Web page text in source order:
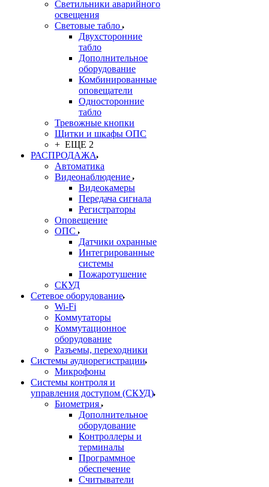
Светильники аварийного
освещения
Световые табло
Двухсторонние
табло
Дополнительное
оборудование
Комбинированные
оповещатели
Односторонние
табло
Тревожные кнопки
Щитки и шкафы ОПС
+ ЕЩЕ 2
РАСПРОДАЖА
Автоматика
Видеонаблюдение
Видеокамеры
Передача сигнала
Регистраторы
Оповещение
ОПС
Датчики охранные
Интегрированные
системы
Пожаротушение
СКУД
Сетевое оборудование
Wi-Fi
Коммутаторы
Коммутационное
оборудование
Разъемы, переходники
Системы аудиорегистрации
Микрофоны
Системы контроля и
управления доступом (СКУД)
Биометрия
Дополнительное
оборудование
Контроллеры и
терминалы
Программное
обеспечение
Считыватели